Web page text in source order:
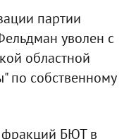
партии
уволен с
областной
по собственному
фракций БЮТ в